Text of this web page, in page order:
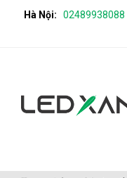
Hà Nội: 02489938088